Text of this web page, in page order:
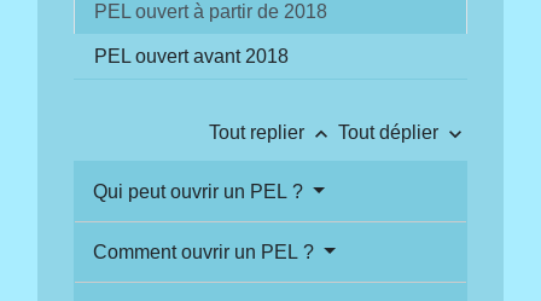
PEL ouvert à partir de 2018
PEL ouvert avant 2018
Tout replier keyboard_arrow_up Tout déplier keyboard_arrow_down
Qui peut ouvrir un PEL ?
Comment ouvrir un PEL ?